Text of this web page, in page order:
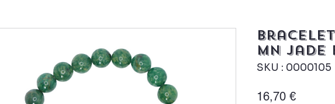
MN jade
SKU : 0000105
16,70 €Prix